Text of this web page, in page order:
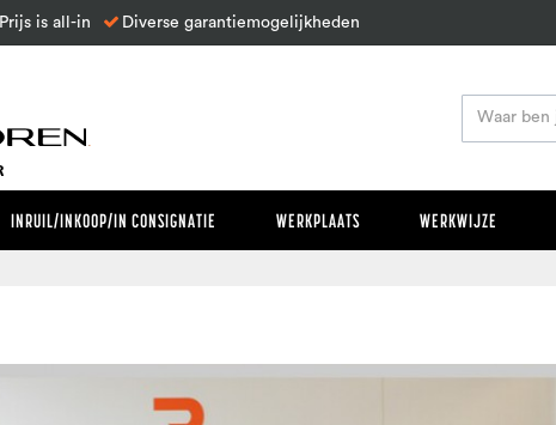
Prijs is all-in Diverse garantiemogelijkheden
INRUIL/INKOOP/IN CONSIGNATIE WERKPLAATS WERKWIJZE